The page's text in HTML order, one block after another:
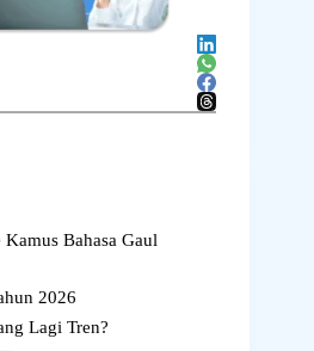
Bahasa Gaul
2026
Lagi Tren?